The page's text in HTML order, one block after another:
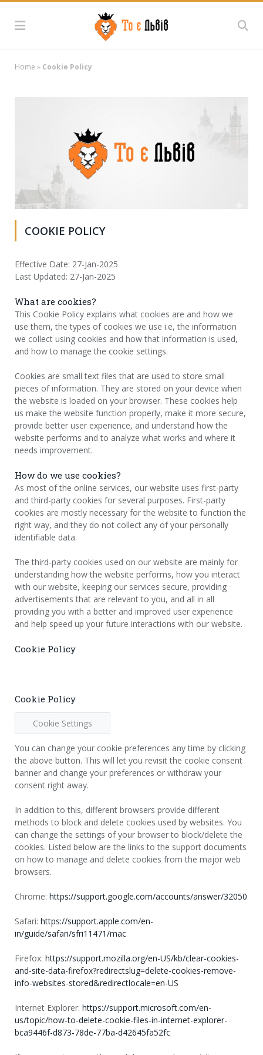
Home » Cookie Policy
COOKIE POLICY
Effective Date: 27-Jan-2025
Last Updated: 27-Jan-2025
What are cookies?
This Cookie Policy explains what cookies are and how we
use them, the types of cookies we use i.e, the information
we collect using cookies and how that information is used,
and how to manage the cookie settings.
Cookies are small text files that are used to store small
pieces of information. They are stored on your device when
the website is loaded on your browser. These cookies help
us make the website function properly, make it more secure,
provide better user experience, and understand how the
website performs and to analyze what works and where it
needs improvement.
How do we use cookies?
As most of the online services, our website uses first-party
and third-party cookies for several purposes. First-party
cookies are mostly necessary for the website to function the
right way, and they do not collect any of your personally
identifiable data.
The third-party cookies used on our website are mainly for
understanding how the website performs, how you interact
with our website, keeping our services secure, providing
advertisements that are relevant to you, and all in all
providing you with a better and improved user experience
and help speed up your future interactions with our website.
Cookie Policy
Cookie Policy
Cookie Settings
You can change your cookie preferences any time by clicking
the above button. This will let you revisit the cookie consent
banner and change your preferences or withdraw your
consent right away.
In addition to this, different browsers provide different
methods to block and delete cookies used by websites. You
can change the settings of your browser to block/delete the
cookies. Listed below are the links to the support documents
on how to manage and delete cookies from the major web
browsers.
Chrome: https://support.google.com/accounts/answer/32050
Safari: https://support.apple.com/en-
in/guide/safari/sfri11471/mac
Firefox: https://support.mozilla.org/en-US/kb/clear-cookies-
and-site-data-firefox?redirectslug=delete-cookies-remove-
info-websites-stored&redirectlocale=en-US
Internet Explorer: https://support.microsoft.com/en-
us/topic/how-to-delete-cookie-files-in-internet-explorer-
bca9446f-d873-78de-77ba-d42645fa52fc